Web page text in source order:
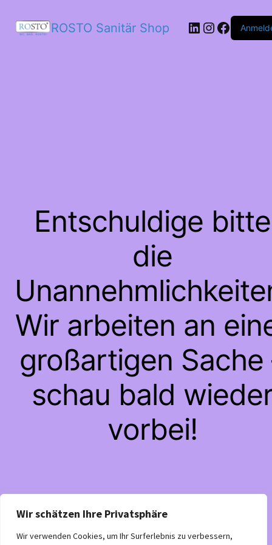
Wir schätzen Ihre Privatsphäre
Wir verwenden Cookies, um Ihr Surferlebnis zu verbessern,
ROSTO Sanitär Shop LinkedIn
Instagram
Entschuldige bitte
die
Wir arbeiten an
großartigen Sache
schau bald
vorbei!